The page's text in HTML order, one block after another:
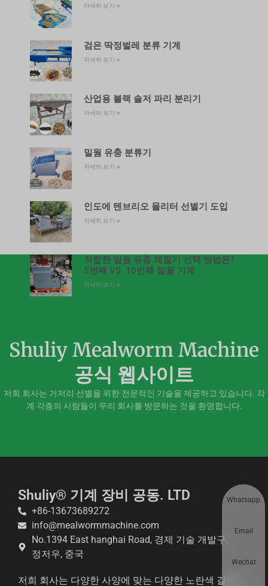
자세히 보기 »
검은 딱정벌레 분류 기계
자세히 보기 »
산업용 블랙 솔저 파리 분리기
자세히 보기 »
밀웜 유충 분류기
자세히 보기 »
인도에 텐브리오 몰리터 선별기 도입
자세히 보기 »
적합한 밀웜 유충 체질기 선택 방법은?
5번째 VS. 10번째 밀웜 기계
자세히 보기 »
Shuliy Mealworm Machine
공식 웹사이트
저희 회사는 거저리 선별을 위한 전문적인 기술을 제공하고 있습니다. 각
계 각층의 사람들이 우리 회사를 방문하는 것을 환영합니다.
Shuliy® 기계 장비 공동. LTD
+86-13673689272
info@mealwormmachine.com
No.1394 East hanghai Road, 경제 기술 개발구,
정저우, 중국
저희 회사는 다양한 사양에 맞는 다양한 노란색 갈색거
Whatsapp
Email
Wechat